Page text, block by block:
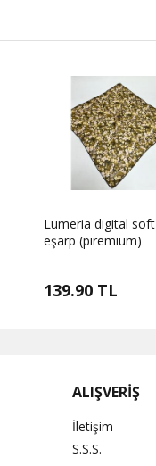
Lumeria digital soft
eşarp (piremium)
139.90 TL
ALIŞVERİŞ
İletişim
S.S.S.